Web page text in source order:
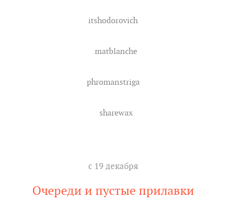
itshodorovich
matblanche
phromanstriga
sharewax
с 19 декабря
Очереди и пустые прилавки